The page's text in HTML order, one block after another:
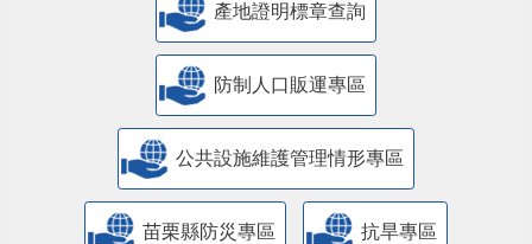
產地證明標章查詢
防制人口販運專區
​公共設施維護管理情形專區
苗栗縣防災專區 抗旱專區